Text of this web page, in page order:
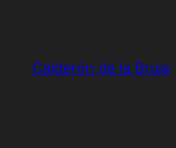
contenido
Calderón de la Bruja